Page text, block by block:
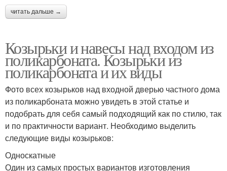
читать дальше →
Козырьки и навесы над входом из
поликарбоната. Козырьки из
поликарбоната и их виды
Фото всех козырьков над входной дверью частного дома
из поликарбоната можно увидеть в этой статье и
подобрать для себя самый подходящий как по стилю, так
и по практичности вариант. Необходимо выделить
следующие виды козырьков:
Односкатные
Один из самых простых вариантов изготовления